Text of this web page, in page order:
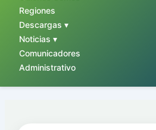
Regiones
Descargas ▾
Noticias ▾
Comunicadores
Administrativo